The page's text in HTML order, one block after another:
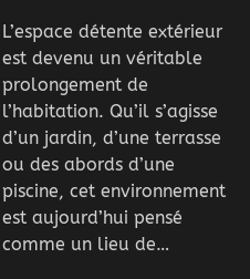
L’espace détente extérieur
est devenu un véritable
prolongement de
l’habitation. Qu’il s’agisse
d’un jardin, d’une terrasse
ou des abords d’une
piscine, cet environnement
est aujourd’hui pensé
comme un lieu de…